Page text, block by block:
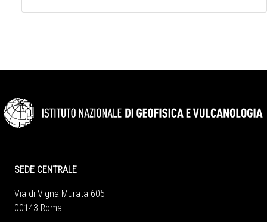
SEDE CENTRALE
Via di Vigna Murata 605
00143 Roma